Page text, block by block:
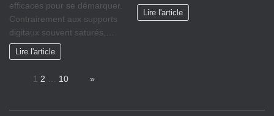
efficaces pour se démarquer.
Contrairement aux supports
digitaux souvent saturés,…
Lire l'article
Lire l'article
1 2 … 10 »